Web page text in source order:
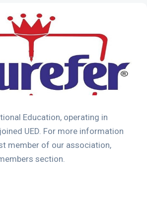
Education, operating in
UED. For more information
member of our association,
section.